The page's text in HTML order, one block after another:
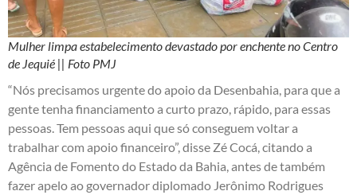
Mulher limpa estabelecimento devastado por enchente no Centro
de Jequié || Foto PMJ
“Nós precisamos urgente do apoio da Desenbahia, para que a
gente tenha financiamento a curto prazo, rápido, para essas
pessoas. Tem pessoas aqui que só conseguem voltar a
trabalhar com apoio financeiro”, disse Zé Cocá, citando a
Agência de Fomento do Estado da Bahia, antes de também
fazer apelo ao governador diplomado Jerônimo Rodrigues